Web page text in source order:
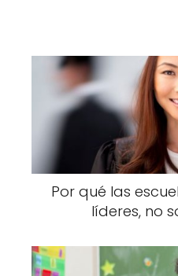
Por qué las
líderes, no